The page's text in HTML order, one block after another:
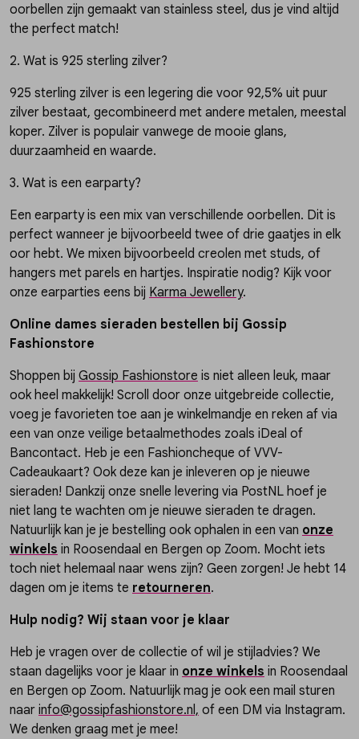
oorbellen zijn gemaakt van stainless steel, dus je vind altijd
the perfect match!
2. Wat is 925 sterling zilver?
925 sterling zilver is een legering die voor 92,5% uit puur
zilver bestaat, gecombineerd met andere metalen, meestal
koper. Zilver is populair vanwege de mooie glans,
duurzaamheid en waarde.
3. Wat is een earparty?
Een earparty is een mix van verschillende oorbellen. Dit is
perfect wanneer je bijvoorbeeld twee of drie gaatjes in elk
oor hebt. We mixen bijvoorbeeld creolen met studs, of
hangers met parels en hartjes. Inspiratie nodig? Kijk voor
onze earparties eens bij Karma Jewellery.
Online dames sieraden bestellen bij Gossip
Fashionstore
Shoppen bij Gossip Fashionstore is niet alleen leuk, maar
ook heel makkelijk! Scroll door onze uitgebreide collectie,
voeg je favorieten toe aan je winkelmandje en reken af via
een van onze veilige betaalmethodes zoals iDeal of
Bancontact. Heb je een Fashioncheque of VVV-
Cadeaukaart? Ook deze kan je inleveren op je nieuwe
sieraden! Dankzij onze snelle levering via PostNL hoef je
niet lang te wachten om je nieuwe sieraden te dragen.
Natuurlijk kan je je bestelling ook ophalen in een van onze
winkels in Roosendaal en Bergen op Zoom. Mocht iets
toch niet helemaal naar wens zijn? Geen zorgen! Je hebt 14
dagen om je items te retourneren.
Hulp nodig? Wij staan voor je klaar
Heb je vragen over de collectie of wil je stijladvies? We
staan dagelijks voor je klaar in onze winkels in Roosendaal
en Bergen op Zoom. Natuurlijk mag je ook een mail sturen
naar info@gossipfashionstore.nl, of een DM via Instagram.
We denken graag met je mee!